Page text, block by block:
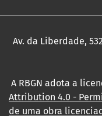
Av. da Liberdade,
A RBGN adota a
Attribution 4.0 -
de uma obra